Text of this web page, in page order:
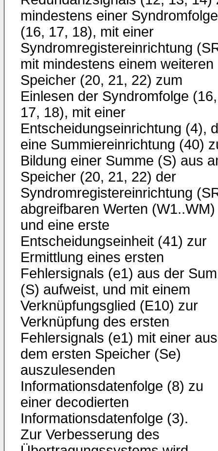
mindestens einer Syndromfolge
(16, 17, 18), mit einer
Syndromregistereinrichtung
mit mindestens einem weiteren
Speicher (20, 21, 22) zum
Einlesen der Syndromfolge (16,
17, 18), mit einer
Entscheidungseinrichtung (4),
eine Summiereinrichtung (40)
Bildung einer Summe (S) aus
Speicher (20, 21, 22) der
Syndromregistereinrichtung
abgreifbaren Werten (W1..WM)
und eine erste
Entscheidungseinheit (41) zur
Ermittlung eines ersten
Fehlersignals (e1) aus der
(S) aufweist, und mit einem
Verknüpfungsglied (E10) zur
Verknüpfung des ersten
Fehlersignals (e1) mit einer aus
dem ersten Speicher (Se)
auszulesenden
Informationsdatenfolge (8) zu
einer decodierten
Informationsdatenfolge (3).
Zur Verbesserung des